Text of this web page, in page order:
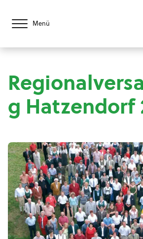
Menü
g Hatzendorf